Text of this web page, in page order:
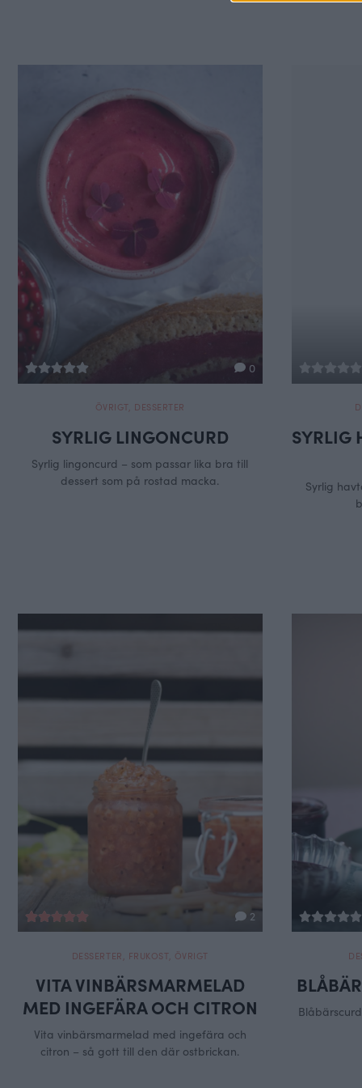
0
ÖVRIGT, DESSERTER
SYRLIG LINGONCURD
Syrlig lingoncurd – som passar lika bra till
dessert som på rostad macka.
SYRLIG
Syrlig
2
DESSERTER FRUKOST, ÖVRIGT
VITA VINBÄRSMARMELAD
MED INGEFÄRA OCH CITRON
Vita vinbärsmarmelad med ingefära och
citron – så gott till den där ostbrickan.